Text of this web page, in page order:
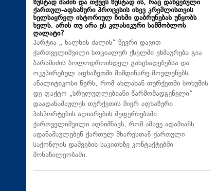
ზუსტად მაშინ და თქვეს ზუსტად ის, რაც დაწყებული
ქართულ-აფხაზური პროცესის ისევ კრემლისთვის
ხელსაყრელ ისტორიულ ჩიხში დაბრუნებას უწყობს
ხელს. არის თუ არა ეს კლასიკური სამშობლოს
ღალატი?
პარტია „ ხალხის ძალის“ წევრი დავით
ქართველიშვილი სოციალურ ქსელში ეხმაურება გია
ბარამიძის ბოლოდროინდელ განცხადებებსა და
ოკუპირებულ აფხაზეთში მიმდინარე მოვლენებს.
ანალიტიკოსი წერს, რომ ახლახან თურქეთში სოხუმის
დე ფაქტო „სრულუფლებიანი წარმომადგენელი“
დაადანაშაულეს თურქეთის მიერ აფხაზური
პასპორტების აღიარების შეფერხებაში.
ქართველიშვილი აღნიშნავს, რომ ამავე ადამიანს
ადანაშაულებენ ქართულ მხარესთან ქართული
საქონლის დაშვების საკითხზე კონტაქტებში
მონაწილეობაში.